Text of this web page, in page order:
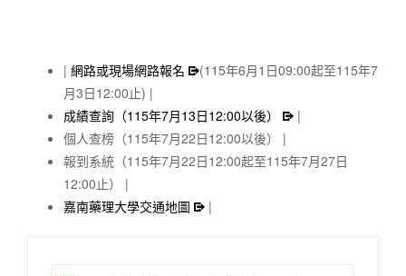
網路或現場網路報名
(115年6月1日09:00起至115年7
月3日12:00止)
成績查詢（115年7月13日12:00以後）
個人查榜（115年7月22日12:00以後）
報到系統（115年7月22日12:00起至115年7月27日
12:00止）
嘉南藥理大學交通地圖